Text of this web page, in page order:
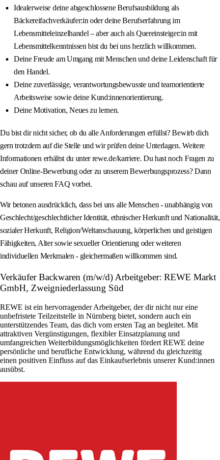
Idealerweise deine abgeschlossene Berufsausbildung als
Bäckereifachverkäufer:in oder deine Berufserfahrung im
Lebensmitteleinzelhandel – aber auch als Quereinsteiger:in mit
Lebensmittelkenntnissen bist du bei uns herzlich willkommen.
Deine Freude am Umgang mit Menschen und deine Leidenschaft für
den Handel.
Deine zuverlässige, verantwortungsbewusste und teamorientierte
Arbeitsweise sowie deine Kund:innenorientierung.
Deine Motivation, Neues zu lernen.
Du bist dir nicht sicher, ob du alle Anforderungen erfüllst? Bewirb dich
gern trotzdem auf die Stelle und wir prüfen deine Unterlagen. Weitere
Informationen erhältst du unter rewe.de/karriere. Du hast noch Fragen zu
deiner Online-Bewerbung oder zu unserem Bewerbungsprozess? Dann
schau auf unseren FAQ vorbei.
Wir betonen ausdrücklich, dass bei uns alle Menschen - unabhängig von
Geschlecht/geschlechtlicher Identität, ethnischer Herkunft und Nationalität,
sozialer Herkunft, Religion/Weltanschauung, körperlichen und geistigen
Fähigkeiten, Alter sowie sexueller Orientierung oder weiteren
individuellen Merkmalen - gleichermaßen willkommen sind.
Verkäufer Backwaren (m/w/d) Arbeitgeber: REWE Markt
GmbH, Zweigniederlassung Süd
REWE ist ein hervorragender Arbeitgeber, der dir nicht nur eine
unbefristete Teilzeitstelle in Nürnberg bietet, sondern auch ein
unterstützendes Team, das dich vom ersten Tag an begleitet. Mit
attraktiven Vergünstigungen, flexibler Einsatzplanung und
umfangreichen Weiterbildungsmöglichkeiten fördert REWE deine
persönliche und berufliche Entwicklung, während du gleichzeitig
einen positiven Einfluss auf das Einkaufserlebnis unserer Kund:innen
ausübst.